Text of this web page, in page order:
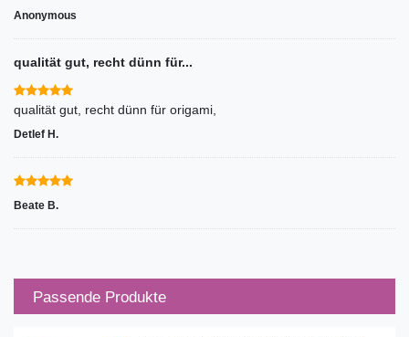
Anonymous
qualität gut, recht dünn für...
qualität gut, recht dünn für origami,
Detlef H.
Beate B.
Passende Produkte